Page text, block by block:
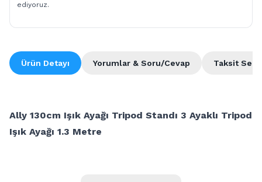
ediyoruz.
Ürün Detayı Taksit
Yorumlar & Soru/Cevap
Ally 130cm Işık Ayağı Tripod Standı 3 Ayaklı Tripod
Işık Ayağı 1.3 Metre